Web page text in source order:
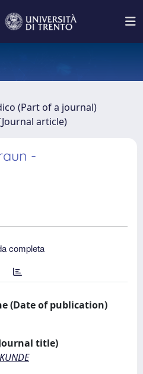
(Part of a journal)
article)
-
completa
(Date of publication)
title)